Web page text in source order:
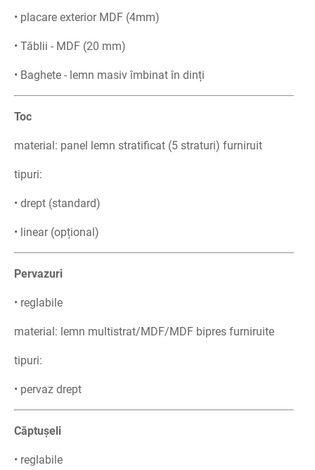
• placare exterior MDF (4mm)
• Tăblii - MDF (20 mm)
• Baghete - lemn masiv îmbinat în dinți
Toc
material: panel lemn stratificat (5 straturi) furniruit
tipuri:
• drept (standard)
• linear (opțional)
Pervazuri
• reglabile
material: lemn multistrat/MDF/MDF bipres furniruite
tipuri:
• pervaz drept
Căptușeli
• reglabile